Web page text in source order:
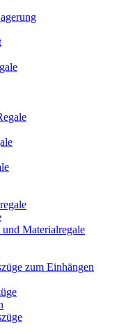
Materialregale
zum Einhängen